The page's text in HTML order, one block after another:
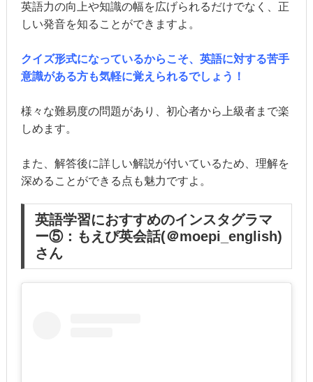
英語力の向上や知識の幅を広げられるだけでなく、正
しい発音を知ることができますよ。
クイズ形式になっているからこそ、英語に対する苦手
意識がある方も気軽に覚えられるでしょう！
様々な難易度の問題があり、初心者から上級者まで楽
しめます。
また、解答後に詳しい解説が付いているため、理解を
深めることができる点も魅力ですよ。
英語学習におすすめのインスタグラマ
ー⑤：もえぴ英会話(＠moepi_english)
さん